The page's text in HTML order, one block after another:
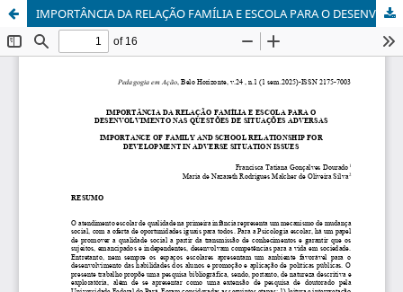
IMPORTÂNCIA DA RELAÇÃO FAMÍLIA E ESCOLA PARA O DESENVOLVIMENTO NAS QUESTÕES DE SITUAÇÕES ADVERSAS